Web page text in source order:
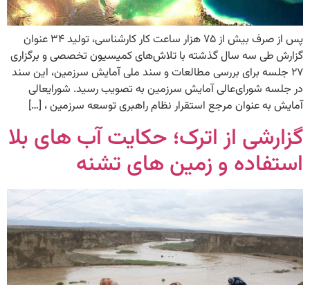
پس از صرف بیش از ۷۵ هزار ساعت کار کارشناسی، تولید ۳۴ عنوان
گزارش طی سه سال گذشته با تلاش‌های کمیسیون تخصصی و برگزاری
۲۷ جلسه برای بررسی مطالعات و سند ملی آمایش سرزمین، این سند
در جلسه شورای‌عالی آمایش سرزمین به تصویب رسید. شورایعالی
آمایش به عنوان مرجع استقرار نظام راهبری توسعه سرزمین ، […]
گزارشی از اترک؛ حکایت آب های بلا
استفاده و زمین های تشنه